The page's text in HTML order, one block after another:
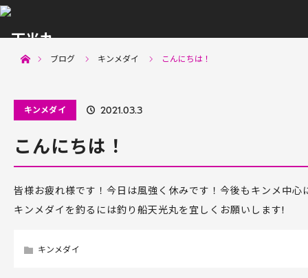
menu
ブログ
キンメダイ こんにちは！
キンメダイ 2021.03.3
こんにちは！
皆様お疲れ様です！今日は風強く休みです！今後もキンメ中
キンメダイを釣るには釣り船天光丸を宜しくお願いします!
キンメダイ